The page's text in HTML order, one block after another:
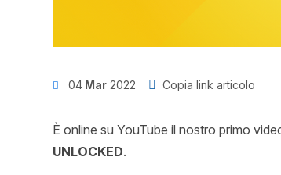
04 Mar 2022 Copia link articolo
È online su YouTube il nostro primo
UNLOCKED.